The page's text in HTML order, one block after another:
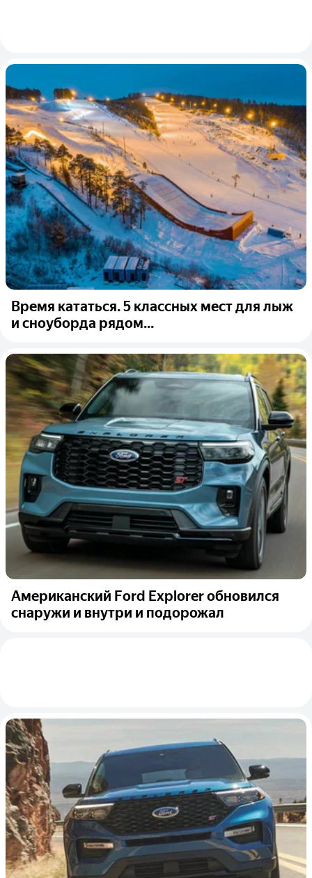
Время кататься. 5 классных мест для лыж
и сноуборда рядом...
Американский Ford Explorer обновился
снаружи и внутри и подорожал